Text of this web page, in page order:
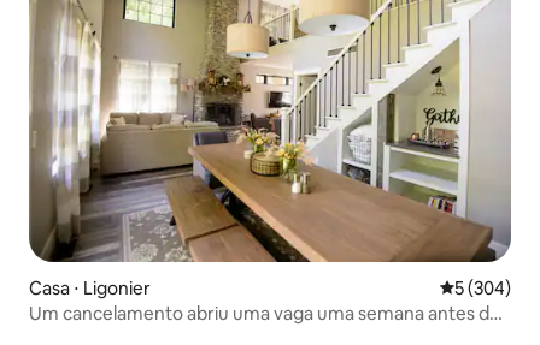
Casa ⋅ Ligonier 5 de uma
5 (304)
Um cancelamento abriu uma vaga uma semana antes do